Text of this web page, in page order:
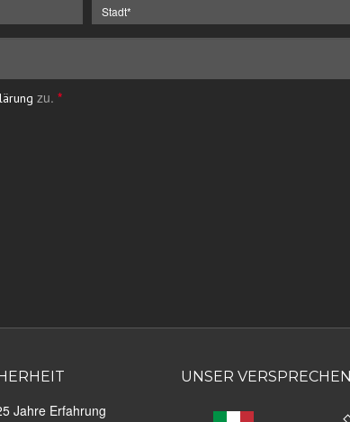
zu. *
Jahre Erfahrung
UNSER VERSPRECHEN